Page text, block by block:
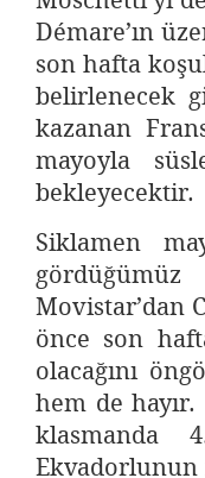
Démare’ın
son hafta
belirlenecek
kazanan
mayoyla
bekleyecektir.
Siklamen
Movistar’dan
önce son
olacağını
hem de hayır.
klasmanda